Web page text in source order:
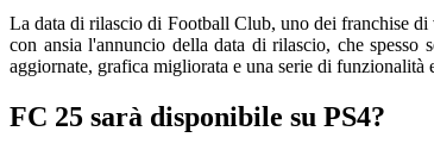
La data di rilascio di Football Club, uno dei franchise
con ansia l'annuncio della data di rilascio, che
aggiornate, grafica migliorata e una serie di
FC 25 sarà disponibile su PS4?